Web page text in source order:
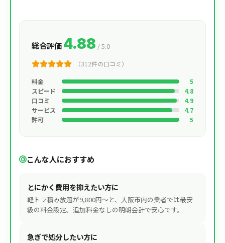
総合評価4.88 / 5.0
（312件の口コミ）
料金
5
スピード
4.8
口コミ
4.9
サービス
4.7
許可
5
こんな人におすすめ
とにかく費用を抑えたい方に
軽トラ積み放題が9,800円〜と、大阪市内の業者では最安
級の料金設定。追加料金なしの明朗会計で安心です。
急ぎで処分したい方に